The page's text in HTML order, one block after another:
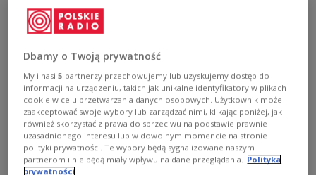
- Mija sto lat od wydania książki. Jest ona nieustannie
wznawiana na całym świecie, badana i aktualna z
rozmaitych powodów. Jak już wielokrotnie wspominałem,
podejmując się na nowo przekładów nigdy z nikim
się nie ścigam, a moim celem nie jest "poprawianie"
tego, co zrobili wcześniej moi koledzy czy koleżanki -
mówił w Dwójce Maciej Świerkocki, autor nowego
przekładu "Wielkiego Gatsby'ego" Francisa Scotta
Fitzgeralda.
Zobacz więcej na temat:tłumaczenie Dwójka literatura
Katarzyna Hagmajer-Kwiatek
KULTURA tłumacz
Dbamy o Twoją prywatność
My i nasi5 partnerzy przechowujemy lub uzyskujemy dostęp do
informacji na urządzeniu, takich jak unikalne identyfikatory w plikach
cookie w celu przetwarzania danych osobowych. Użytkownik może
zaakceptować swoje wybory lub zarządzać nimi, klikając poniżej, jak
również skorzystać z prawa do sprzeciwu na podstawie prawnie
uzasadnionego interesu lub w dowolnym momencie na stronie
polityki prywatności. Te wybory będą sygnalizowane naszym
partnerom i nie będą miały wpływu na dane przeglądania.
Polityka
prywatności